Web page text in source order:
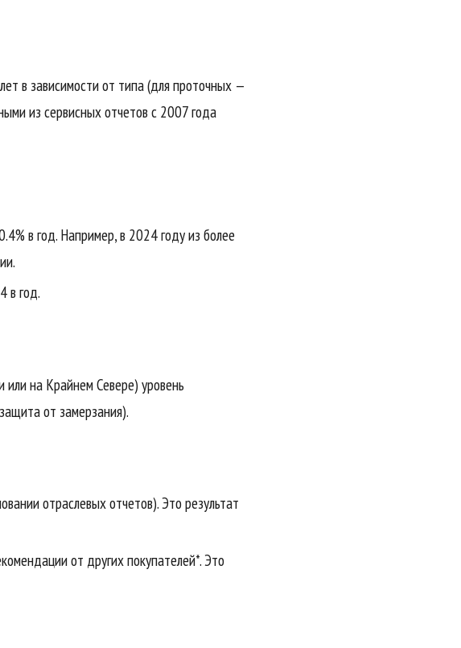
в зависимости от типа (для проточных —
из сервисных отчетов с 2007 года
в год. Например, в 2024 году из более
в год.
или на Крайнем Севере) уровень
от замерзания).
отраслевых отчетов). Это результат
от других покупателей*. Это